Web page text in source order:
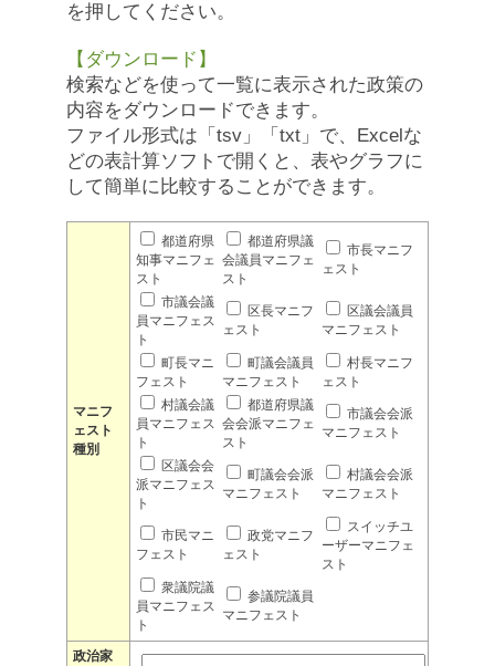
を押してください。
【ダウンロード】
検索などを使って一覧に表示された政策の
内容をダウンロードできます。
ファイル形式は「tsv」「txt」で、Excelな
どの表計算ソフトで開くと、表やグラフに
して簡単に比較することができます。
マニフ
ェスト
種別
都道府県
知事マニフェ
スト
都道府県議
会議員マニフェ
スト
市長マニフ
ェスト
市議会議
員マニフェス
ト
区長マニフ
ェスト
区議会議員
マニフェスト
町長マニ
フェスト
町議会議員
マニフェスト
村長マニフ
ェスト
村議会議
員マニフェス
ト
都道府県議
会会派マニフェ
スト
市議会会派
マニフェスト
区議会会
派マニフェス
ト
町議会会派
マニフェスト
村議会会派
マニフェスト
市民マニ
フェスト
政党マニフ
ェスト
スイッチユ
ーザーマニフェ
スト
衆議院議
員マニフェス
ト
参議院議員
マニフェスト
政治家